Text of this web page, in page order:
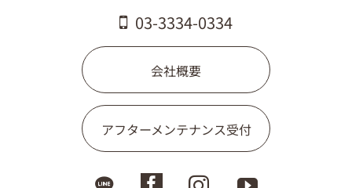
03-3334-0334
会社概要
アフターメンテナンス受付